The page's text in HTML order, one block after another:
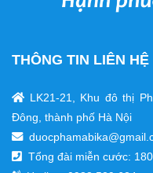
THÔNG TIN LIÊN HỆ
LK21-21, Khu đô thị
Đông, thành phố Hà Nội
Tổng đài miễn cước: